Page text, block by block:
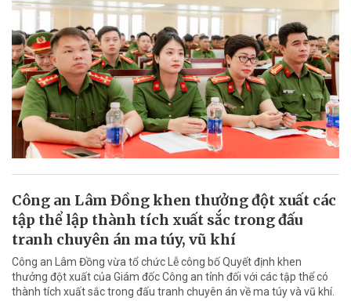
Công an Lâm Đồng khen thưởng đột xuất các
tập thể lập thành tích xuất sắc trong đấu
tranh chuyên án ma túy, vũ khí
Công an Lâm Đồng vừa tổ chức Lễ công bố Quyết định khen
thưởng đột xuất của Giám đốc Công an tỉnh đối với các tập thể có
thành tích xuất sắc trong đấu tranh chuyên án về ma túy và vũ khí.